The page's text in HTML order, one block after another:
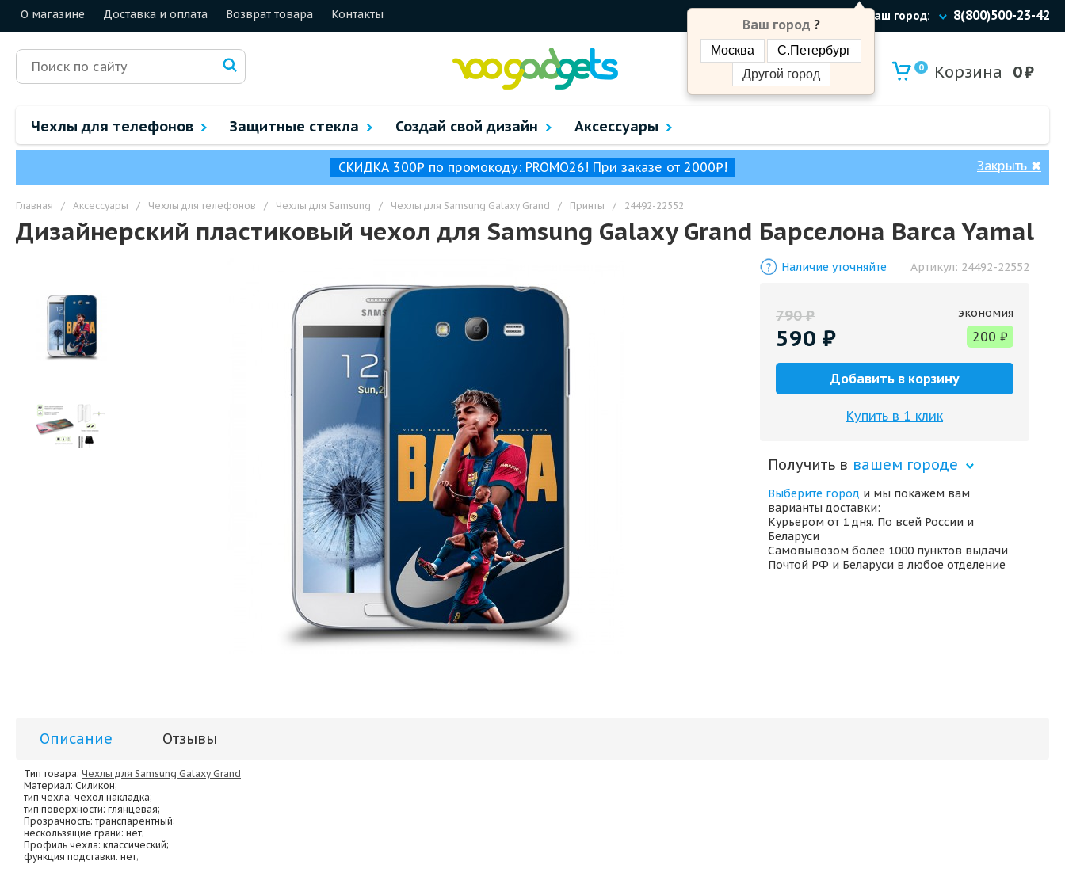
О магазине Доставка и оплата Возврат товара Контакты Ваш город:
Ваш город ?
Москва
С.Петербург
Другой город
8(800)500-23-42
0 Корзина 0₽
Чехлы для телефонов Защитные стекла Создай свой дизайн Аксессуары
СКИДКА 300₽ по промокоду: PROMO26! При заказе от 2000₽! Закрыть ✖
Главная / Аксессуары / Чехлы для телефонов / Чехлы для Samsung / Чехлы для Samsung Galaxy Grand / Принты / 24492-22552
Дизайнерский пластиковый чехол для Samsung Galaxy Grand Барселона Barca Yamal
Наличие уточняйте Артикул: 24492-22552
790₽
590 ₽
экономия
200 ₽
Добавить в корзину
Купить в 1 клик
Получить в вашем городе
Выберите город и мы покажем вам
варианты доставки:
Курьером от 1 дня. По всей России и
Беларуси
Самовывозом более 1000 пунктов выдачи
Почтой РФ и Беларуси в любое отделение
Описание Отзывы
Тип товара: Чехлы для Samsung Galaxy Grand
Материал: Силикон;
тип чехла: чехол накладка;
тип поверхности: глянцевая;
Прозрачность: транспарентный;
нескользящие грани: нет;
Профиль чехла: классический;
функция подставки: нет;